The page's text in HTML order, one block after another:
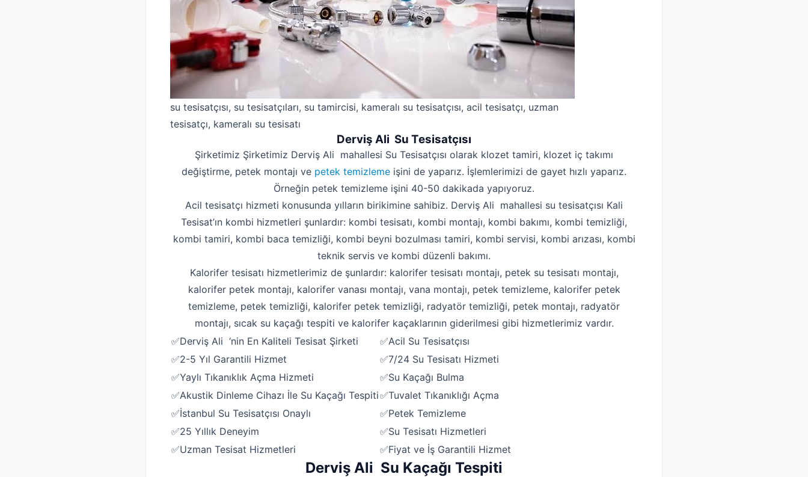
Robotla Tıkanıklık Açma
Su Kaçağı Tespiti
Profesyonel Petek Temizliği
Uzmana Sor
Hakkımızda
su tesisatçısı, su tesisatçıları, su tamircisi, kameralı su tesisatçısı, acil tesisatçı, uzman
tesisatçı, kameralı su tesisatı
Derviş Ali Su Tesisatçısı
Şirketimiz Şirketimiz Derviş Ali mahallesi Su Tesisatçısı olarak klozet tamiri, klozet iç takımı
değiştirme, petek montajı ve petek temizleme işini de yaparız. İşlemlerimizi de gayet hızlı yaparız.
Örneğin petek temizleme işini 40-50 dakikada yapıyoruz.
Acil tesisatçı hizmeti konusunda yılların birikimine sahibiz. Derviş Ali mahallesi su tesisatçısı Kali
Tesisat’ın kombi hizmetleri şunlardır: kombi tesisatı, kombi montajı, kombi bakımı, kombi temizliği,
kombi tamiri, kombi baca temizliği, kombi beyni bozulması tamiri, kombi servisi, kombi arızası, kombi
teknik servis ve kombi düzenli bakımı.
Kalorifer tesisatı hizmetlerimiz de şunlardır: kalorifer tesisatı montajı, petek su tesisatı montajı,
kalorifer petek montajı, kalorifer vanası montajı, vana montajı, petek temizleme, kalorifer petek
temizleme, petek temizliği, kalorifer petek temizliği, radyatör temizliği, petek montajı, radyatör
montajı, sıcak su kaçağı tespiti ve kalorifer kaçaklarının giderilmesi gibi hizmetlerimiz vardır.
✅Derviş Ali ‘nin En Kaliteli Tesisat Şirketi
✅Acil Su Tesisatçısı
✅2-5 Yıl Garantili Hizmet
✅7/24 Su Tesisatı Hizmeti
✅Yaylı Tıkanıklık Açma Hizmeti
✅Su Kaçağı Bulma
✅Akustik Dinleme Cihazı İle Su Kaçağı Tespiti✅Tuvalet Tıkanıklığı Açma
✅İstanbul Su Tesisatçısı Onaylı
✅Petek Temizleme
✅25 Yıllık Deneyim
✅Su Tesisatı Hizmetleri
✅Uzman Tesisat Hizmetleri
✅Fiyat ve İş Garantili Hizmet
Derviş Ali Su Kaçağı Tespiti